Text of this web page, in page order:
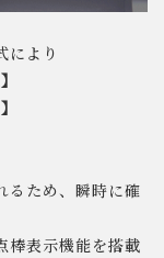
により
るため、瞬時に確
棒表示機能を搭載